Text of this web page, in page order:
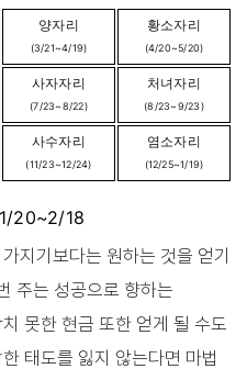
양자리
(3/21~4/19)
황소자리
(4/20~5/20)
사자자리
(7/23~8/22)
처녀자리
(8/23~9/23)
사수자리
(11/23~12/24)
염소자리
(12/25~1/19)
20~2/18
지기보다는 원하는 것을 얻기
주는 성공으로 향하는
못한 현금 또한 얻게 될 수도
태도를 잃지 않는다면 마법